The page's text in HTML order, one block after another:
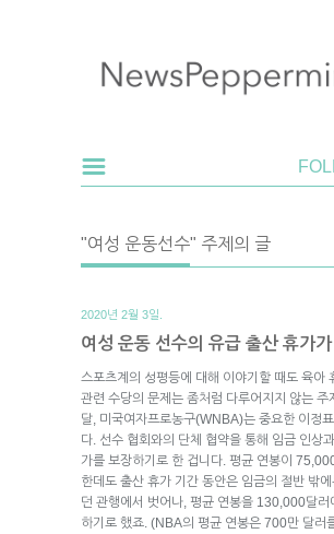
"여성 운동선수" 주제의 글
2020년 2월 3일.
여성 운동 선수의 유급 출산 휴가가
스포츠계의 성평등에 대해 이야기할 때도 육아
관련 수당의 문제는 좀처럼 다루어지지 않는 주
달, 미국여자프로농구(WNBA)는 중요한 이정
다. 선수 협회와의 단체 협약을 통해 임금 인상
가를 보장하기로 한 겁니다. 평균 연봉이
한데도 출산 휴가 기간 동안은 임금의 절반 밖
던 관행에서 벗어나, 평균 연봉을 130,000달러
하기로 했죠. (NBA의 평균 연봉은 700만 달러